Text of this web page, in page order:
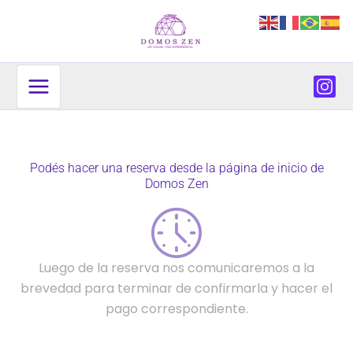
Podés hacer una reserva desde la página de inicio de
Domos Zen
Luego de la reserva nos comunicaremos a la
brevedad para terminar de confirmarla y hacer el
pago correspondiente.